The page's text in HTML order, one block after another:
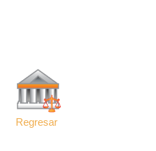
Regresar